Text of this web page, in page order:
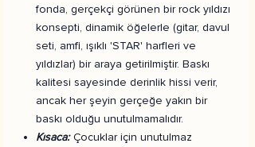
fonda, gerçekçi görünen bir rock yıldızı
konsepti, dinamik öğelerle (gitar, davul
seti, amfi, ışıklı 'STAR' harfleri ve
yıldızlar) bir araya getirilmiştir. Baskı
kalitesi sayesinde derinlik hissi verir,
ancak her şeyin gerçeğe yakın bir
baskı olduğu unutulmamalıdır.
Kısaca:Çocuklar için unutulmaz